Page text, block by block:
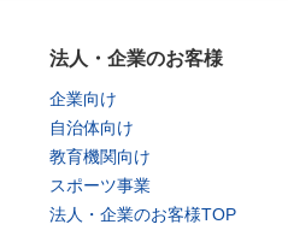
法人・企業のお客様
企業向け
自治体向け
教育機関向け
スポーツ事業
法人・企業のお客様TOP